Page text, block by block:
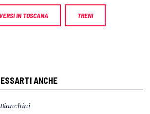
IN TOSCANA TRENI
ANCHE